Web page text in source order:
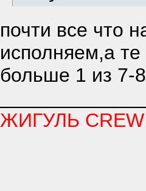
почти все что
исполняем,а
больше 1 из 7-
ЖИГУЛЬ CREW